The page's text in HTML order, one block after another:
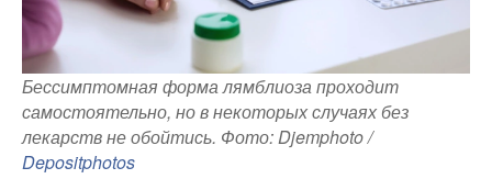
Бессимптомная форма лямблиоза проходит
самостоятельно, но в некоторых случаях без
лекарств не обойтись. Фото: Djemphoto /
Depositphotos